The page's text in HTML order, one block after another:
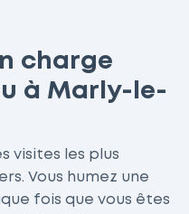
charge
à Marly-le-
visites les plus
Vous humez une
fois que vous êtes